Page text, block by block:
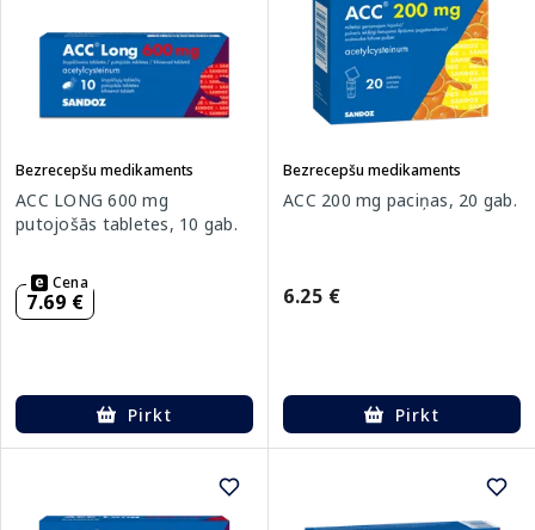
Bezrecepšu medikaments
ACC LONG 600 mg
putojošās tabletes, 10 gab.
Cena
7.69 €
Pirkt
Bezrecepšu medikaments
ACC 200 mg paciņas, 20 gab.
6.25 €
Pirkt